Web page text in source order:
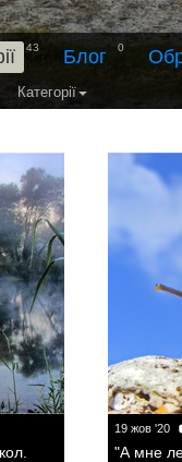
43 Блог 0
Категорії
19 жов '20
"А мне